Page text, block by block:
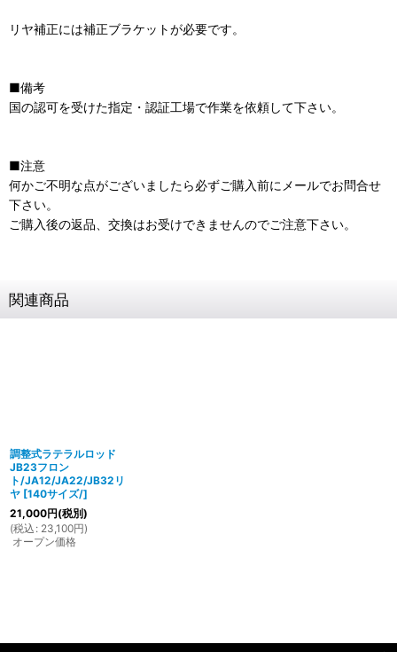
リヤ補正には補正ブラケットが必要です。
■備考
国の認可を受けた指定・認証工場で作業を依頼して下さい。
■注意
何かご不明な点がございましたら必ずご購入前にメールでお問合せ
下さい。
ご購入後の返品、交換はお受けできませんのでご注意下さい。
関連商品
調整式ラテラルロッド
JB23フロン
ト/JA12/JA22/JB32リ
ヤ [140サイズ/]
21,000円(税別)
(税込 : 23,100円)
オープン価格